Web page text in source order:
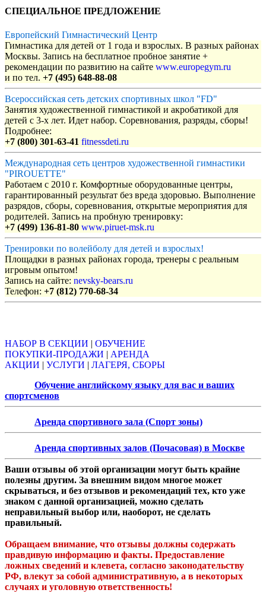
СПЕЦИАЛЬНОЕ ПРЕДЛОЖЕНИЕ
Европейский Гимнастический Центр
Гимнастика для детей от 1 года и взрослых. В разных районах
Москвы. Запись на бесплатное пробное занятие +
рекомендации по развитию на сайте www.europegym.ru
и по тел. +7 (495) 648-88-08
Всероссийская сеть детских спортивных школ "FD"
Занятия художественной гимнастикой и акробатикой для
детей с 3-х лет. Идет набор. Соревнования, разряды, сборы!
Подробнее:
+7 (800) 301-63-41 fitnessdeti.ru
Международная сеть центров художественной гимнастики
"PIROUETTE"
Работаем с 2010 г. Комфортные оборудованные центры,
гарантированный результат без вреда здоровью. Выполнение
разрядов, сборы, соревнования, открытые мероприятия для
родителей. Запись на пробную тренировку:
+7 (499) 136-81-80 www.piruet-msk.ru
Тренировки по волейболу для детей и взрослых!
Площадки в разных районах города, тренеры с реальным
игровым опытом!
Запись на сайте: nevsky-bears.ru
Телефон: +7 (812) 770-68-34
НАБОР В СЕКЦИИ | ОБУЧЕНИЕ
ПОКУПКИ-ПРОДАЖИ | АРЕНДА
АКЦИИ | УСЛУГИ | ЛАГЕРЯ, СБОРЫ
Обучение английскому языку для вас и ваших
спортсменов
Аренда спортивного зала (Спорт зоны)
Аренда спортивных залов (Почасовая) в Москве
Ваши отзывы об этой организации могут быть крайне
полезны другим. За внешним видом многое может
скрываться, и без отзывов и рекомендаций тех, кто уже
знаком с данной организацией, можно сделать
неправильный выбор или, наоборот, не сделать
правильный.
Обращаем внимание, что отзывы должны содержать
правдивую информацию и факты. Предоставление
ложных сведений и клевета, согласно законодательству
РФ, влекут за собой административную, а в некоторых
случаях и уголовную ответственность!